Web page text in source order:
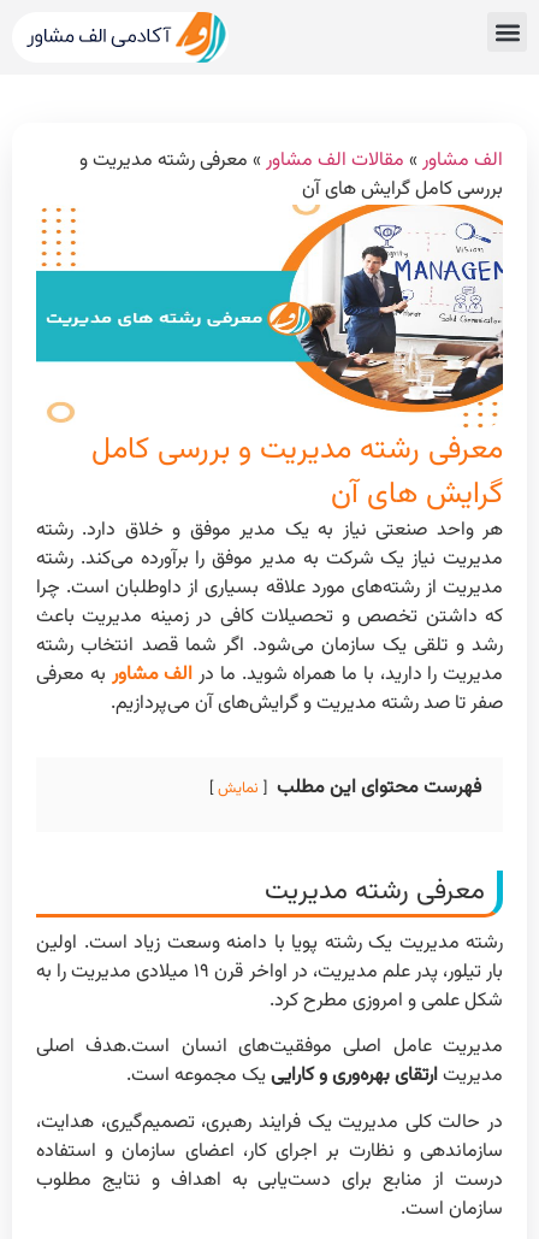
الف مشاور » مقالات الف مشاور » معرفی رشته مدیریت و
بررسی کامل گرایش های آن
معرفی رشته مدیریت و بررسی کامل
گرایش های آن
هر واحد صنعتی نیاز به یک مدیر موفق و خلاق دارد. رشته
مدیریت نیاز یک شرکت به مدیر موفق را برآورده می‌کند. رشته
مدیریت از رشته‌های مورد علاقه بسیاری از داوطلبان است. چرا
که داشتن تخصص و تحصیلات کافی در زمینه مدیریت باعث
رشد و تلقی یک سازمان می‌شود. اگر شما قصد انتخاب رشته
مدیریت را دارید، با ما همراه شوید. ما در الف مشاور به معرفی
صفر تا صد رشته مدیریت و گرایش‌های آن می‌پردازیم.
فهرست محتوای این مطلب نمایش
معرفی رشته مدیریت
رشته مدیریت یک رشته پویا با دامنه وسعت زیاد است. اولین
بار تیلور، پدر علم مدیریت، در اواخر قرن ۱۹ میلادی مدیریت را به
شکل علمی و امروزی مطرح کرد.
مدیریت عامل اصلی موفقیت‌های انسان است.هدف اصلی
مدیریتارتقای بهره‌وری و کارایییک مجموعه است.
در حالت کلی مدیریت یک فرایند رهبری، تصمیم‌گیری، هدایت،
سازماندهی و نظارت بر اجرای کار، اعضای سازمان و استفاده
درست از منابع برای دست‌یابی به اهداف و نتایج مطلوب
سازمان است.